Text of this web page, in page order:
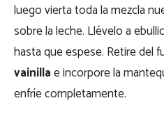
luego vierta toda la mezcla
sobre la leche. Llévelo a
hasta que espese. Retire del
vainillae incorpore la
enfríe completamente.